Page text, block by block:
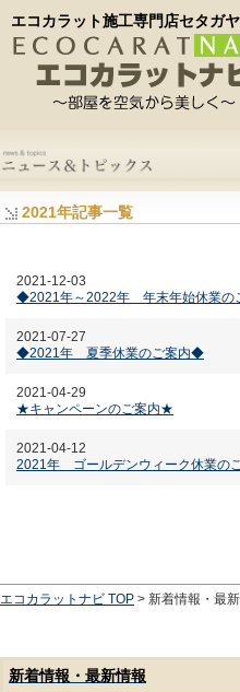
エコカラット施工専門店セタガ
2021年記事一覧
2021-12-03
◆2021年～2022年 年末年始休業の
2021-07-27
◆2021年 夏季休業のご案内◆
2021-04-29
★キャンペーンのご案内★
2021-04-12
2021年 ゴールデンウィーク休業の
エコカラットナビ TOP > 新着情報・最
新着情報・最新情報